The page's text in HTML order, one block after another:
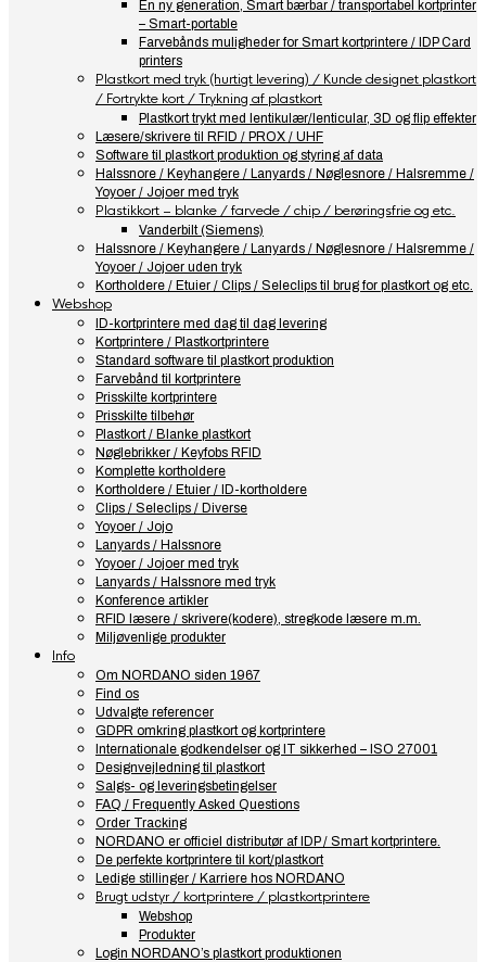
En ny generation, Smart bærbar / transportabel kortprinter
– Smart-portable
Farvebånds muligheder for Smart kortprintere / IDP Card
printers
Plastkort med tryk (hurtigt levering) / Kunde designet plastkort
/ Fortrykte kort / Trykning af plastkort
Plastkort trykt med lentikulær/lenticular, 3D og flip effekter
Læsere/skrivere til RFID / PROX / UHF
Software til plastkort produktion og styring af data
Halssnore / Keyhangere / Lanyards / Nøglesnore / Halsremme /
Yoyoer / Jojoer med tryk
Plastikkort – blanke / farvede / chip / berøringsfrie og etc.
Vanderbilt (Siemens)
Halssnore / Keyhangere / Lanyards / Nøglesnore / Halsremme /
Yoyoer / Jojoer uden tryk
Kortholdere / Etuier / Clips / Seleclips til brug for plastkort og etc.
Webshop
ID-kortprintere med dag til dag levering
Kortprintere / Plastkortprintere
Standard software til plastkort produktion
Farvebånd til kortprintere
Prisskilte kortprintere
Prisskilte tilbehør
Plastkort / Blanke plastkort
Nøglebrikker / Keyfobs RFID
Komplette kortholdere
Kortholdere / Etuier / ID-kortholdere
Clips / Seleclips / Diverse
Yoyoer / Jojo
Lanyards / Halssnore
Yoyoer / Jojoer med tryk
Lanyards / Halssnore med tryk
Konference artikler
RFID læsere / skrivere(kodere), stregkode læsere m.m.
Miljøvenlige produkter
Info
Om NORDANO siden 1967
Find os
Udvalgte referencer
GDPR omkring plastkort og kortprintere
Internationale godkendelser og IT sikkerhed – ISO 27001
Designvejledning til plastkort
Salgs- og leveringsbetingelser
FAQ / Frequently Asked Questions
Order Tracking
NORDANO er officiel distributør af IDP / Smart kortprintere.
De perfekte kortprintere til kort/plastkort
Ledige stillinger / Karriere hos NORDANO
Brugt udstyr / kortprintere / plastkortprintere
Webshop
Produkter
Login NORDANO’s plastkort produktionen